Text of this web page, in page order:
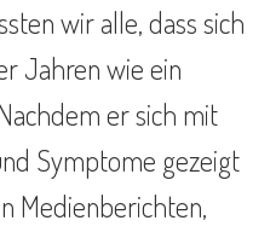
wir alle, dass sich
Jahren wie ein
er sich mit
Symptome gezeigt
Medienberichten,